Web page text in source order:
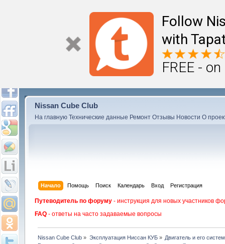
Follow
with
FREE -
Nissan Cube Club
На главную Технические данные Ремонт Отзывы Новости О
Начало Помощь Поиск Календарь Вход Регистрация
Путеводитель по форуму - инструкция для новых участников
FAQ - ответы на часто задаваемые вопросы
Nissan Cube Club » Эксплуатация Ниссан КУБ» Двигатель и его